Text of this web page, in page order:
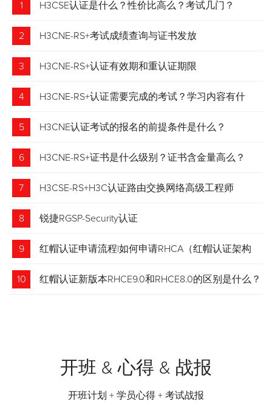
1 H3CSE认证是什么？性价比高么？考试几门？
2 H3CNE-RS+考试成绩查询与证书发放
3 H3CNE-RS+认证有效期和重认证期限
4 H3CNE-RS+认证需要完成的考试？学习内容有什
么？
5 H3CNE认证考试的报名的前提条件是什么？
6 H3CNE-RS+证书是什么级别？证书含金量高么？
7 H3CSE-RS+H3C认证路由交换网络高级工程师
8 锐捷RGSP-Security认证
9 红帽认证申请流程|如何申请RHCA（红帽认证架构
师）证书？申请步骤请收藏！
10 红帽认证新版本RHCE9.0和RHCE8.0的区别是什么？
开班 & 心得 & 战报
开班计划 + 学员心得 + 考试战报